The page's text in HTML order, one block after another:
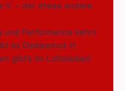
– der etwas andere
und Performance kehrt
es Dadaismus in
gibt’s im Lottoladen!